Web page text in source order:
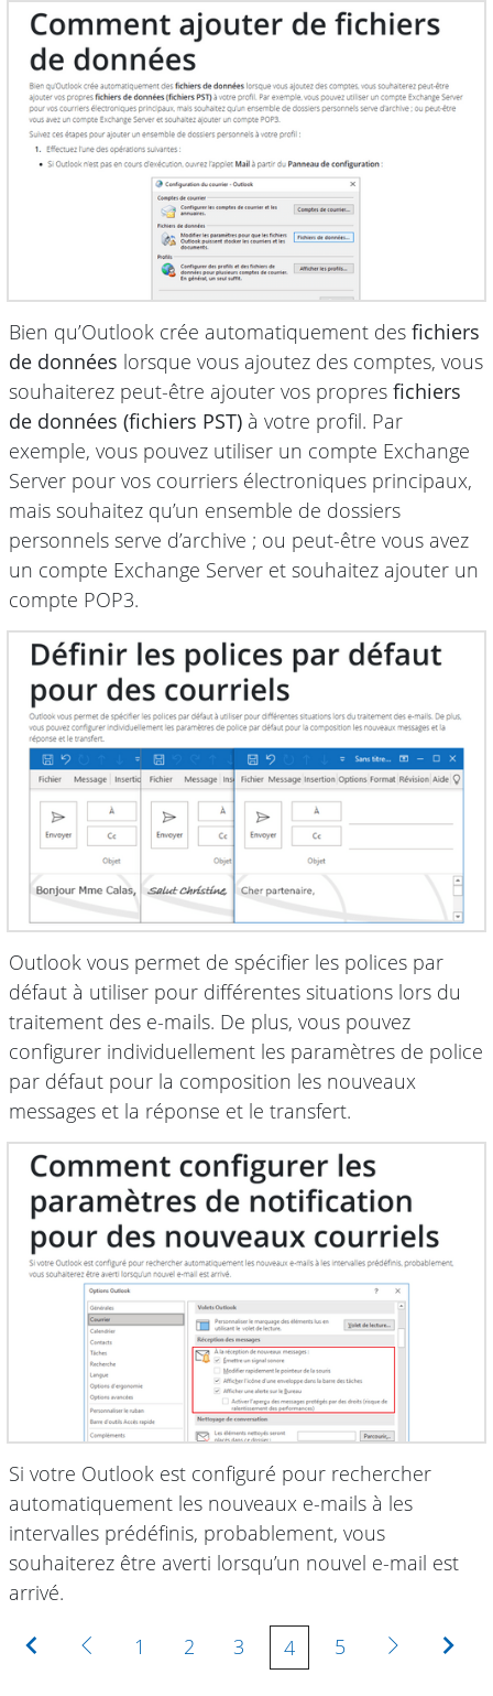
Bien qu’Outlook crée automatiquement des fichiers
de données lorsque vous ajoutez des comptes, vous
souhaiterez peut-être ajouter vos propres fichiers
de données (fichiers PST) à votre profil. Par
exemple, vous pouvez utiliser un compte Exchange
Server pour vos courriers électroniques principaux,
mais souhaitez qu’un ensemble de dossiers
personnels serve d’archive ; ou peut-être vous avez
un compte Exchange Server et souhaitez ajouter un
compte POP3.
Outlook vous permet de spécifier les polices par
défaut à utiliser pour différentes situations lors du
traitement des e-mails. De plus, vous pouvez
configurer individuellement les paramètres de police
par défaut pour la composition les nouveaux
messages et la réponse et le transfert.
Si votre Outlook est configuré pour rechercher
automatiquement les nouveaux e-mails à les
intervalles prédéfinis, probablement, vous
souhaiterez être averti lorsqu’un nouvel e-mail est
arrivé.
PremièrePrécédente
1 2 3 4 5 Suivante